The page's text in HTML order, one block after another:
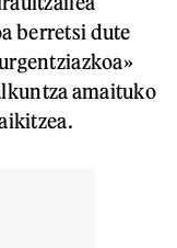
berretsi dute
amaituko